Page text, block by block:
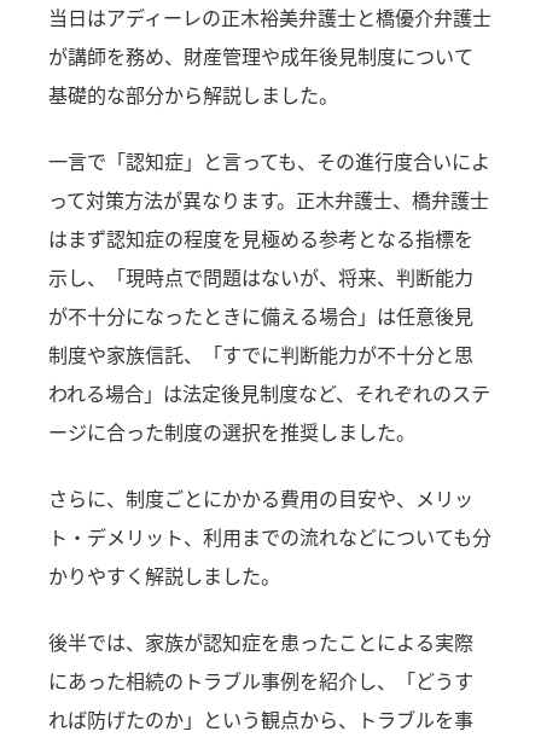
当日はアディーレの正木裕美弁護士と橋優介弁護士
が講師を務め、財産管理や成年後見制度について
基礎的な部分から解説しました。
一言で「認知症」と言っても、その進行度合いによ
って対策方法が異なります。正木弁護士、橋弁護士
はまず認知症の程度を見極める参考となる指標を
示し、「現時点で問題はないが、将来、判断能力
が不十分になったときに備える場合」は任意後見
制度や家族信託、「すでに判断能力が不十分と思
われる場合」は法定後見制度など、それぞれのステ
ージに合った制度の選択を推奨しました。
さらに、制度ごとにかかる費用の目安や、メリッ
ト・デメリット、利用までの流れなどについても分
かりやすく解説しました。
後半では、家族が認知症を患ったことによる実際
にあった相続のトラブル事例を紹介し、「どうす
れば防げたのか」という観点から、トラブルを事